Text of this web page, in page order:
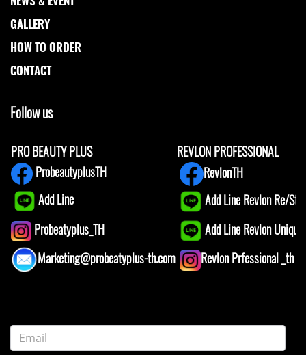
GALLERY
HOW TO ORDER
CONTACT
Follow us
PRO BEAUTY PLUS
REVLON PROFESSIONAL
ProbeautyplusTH
RevlonTH
Add Line
Add Line Revlon Re/
Probeatyplus_TH
Add Line Revlon
Marketing@probeatyplus-th.com
Revlon Prfessional _th